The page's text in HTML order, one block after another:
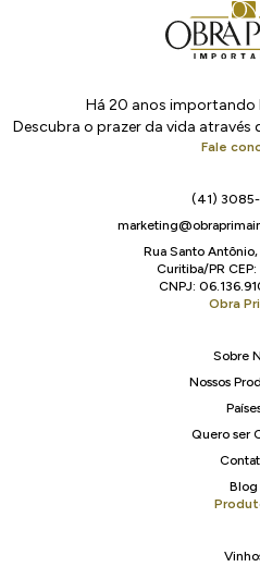
Há 20 anos importando
Descubra o prazer da vida através
Fale
(41)
Rua Santo
Curitiba/PR
CNPJ:
Obra
Sobre
Nossos
Quero ser
Blog